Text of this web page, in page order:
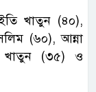
খাতুন (৪০),
(৬০), আন্না
খাতুন (৩৫) ও